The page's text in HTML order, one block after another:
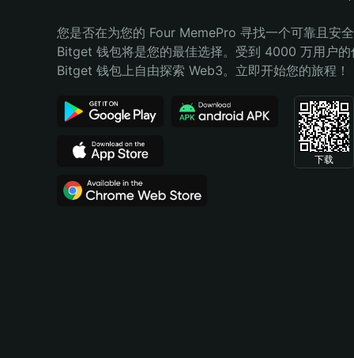
Bahasa Indonesia
Español (Argentina)
您是否在为您的 Four MemePro 寻找一个可靠且安
Bitget 钱包将是您的最佳选择。受到 4000 万用户的
Bitget 钱包上自由探索 Web3。立即开始您的旅程！
下载